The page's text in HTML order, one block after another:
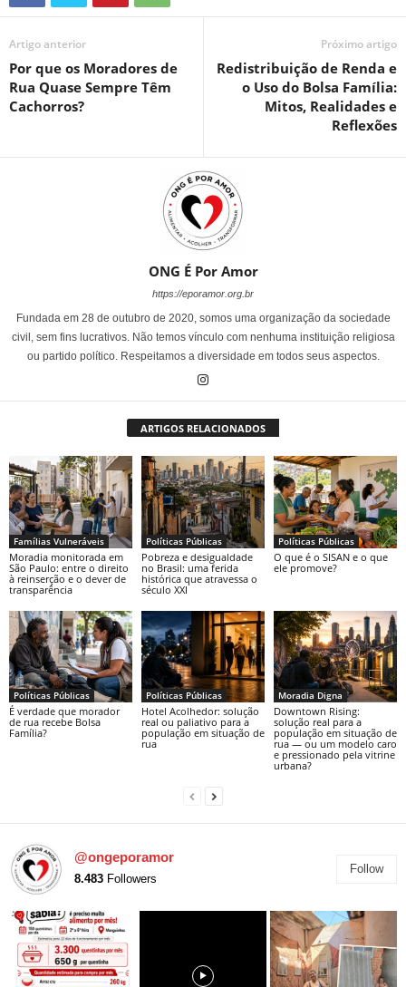
Artigo anterior
Por que os Moradores de
Rua Quase Sempre Têm
Cachorros?
Próximo artigo
Redistribuição de Renda e
o Uso do Bolsa Família:
Mitos, Realidades e
Reflexões
ONG É Por Amor
https://eporamor.org.br
Fundada em 28 de outubro de 2020, somos uma organização da sociedade
civil, sem fins lucrativos. Não temos vínculo com nenhuma instituição religiosa
ou partido político. Respeitamos a diversidade em todos seus aspectos.
ARTIGOS RELACIONADOS
Famílias Vulneráveis
Moradia monitorada em
São Paulo: entre o direito
à reinserção e o dever de
transparência
Políticas Públicas
Pobreza e desigualdade
no Brasil: uma ferida
histórica que atravessa o
século XXI
Políticas Públicas
O que é o SISAN e o que
ele promove?
Políticas Públicas
É verdade que morador
de rua recebe Bolsa
Família?
Políticas Públicas
Hotel Acolhedor: solução
real ou paliativo para a
população em situação de
rua
Moradia Digna
Downtown Rising:
solução real para a
população em situação de
rua — ou um modelo caro
e pressionado pela vitrine
urbana?
@ongeporamor
8.483 Followers
Follow